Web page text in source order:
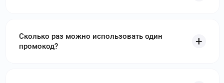
Сколько раз можно использовать один
промокод?